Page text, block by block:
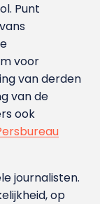
Punt
voor
van derden
van de
ook
journalisten.
op